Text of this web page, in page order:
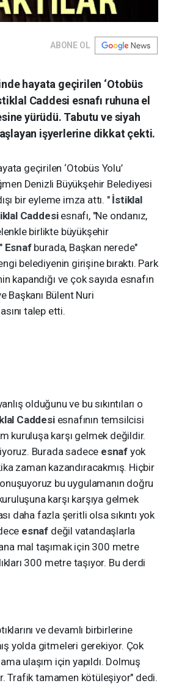
ABONE OL
hayata geçirilen ‘Otobüs
Caddesi esnafı ruhuna el
yürüdü. Tabutu ve siyah
işyerlerine dikkat çekti.
geçirilen ‘Otobüs Yolu’
Denizli Büyükşehir Belediyesi
bir eyleme imza attı. "İstiklal
Caddesi esnafı, "Ne ondanız,
birlikte büyükşehir
Esnaf burada, Başkan nerede"
belediyenin girişine bıraktı. Park
kapandığı ve çok sayıda esnafın
Başkanı Bülent Nuri
talep etti.
olduğunu ve bu sıkıntıları o
Caddesi esnafının temsilcisi
kuruluşa karşı gelmek değildir.
Burada sadece esnaf yok
zaman kazandıracakmış. Hiçbir
bu uygulamanın doğru
karşı karşıya gelmek
daha fazla şeritli olsa sıkıntı yok
esnaf değil vatandaşlarla
mal taşımak için 300 metre
300 metre taşıyor. Bu derdi
ve devamlı birbirlerine
yolda gitmeleri gerekiyor. Çok
ulaşım için yapıldı. Dolmuş
Trafik tamamen kötüleşiyor" dedi.